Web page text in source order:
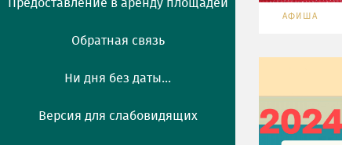
Предоставление в аренду площадей
Обратная связь
Ни дня без даты...
Версия для слабовидящих
АФИША